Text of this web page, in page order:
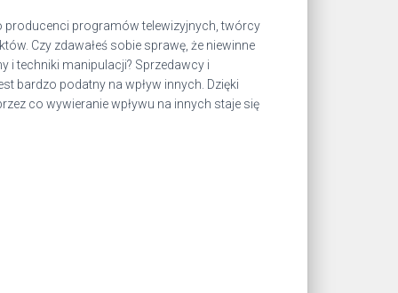
producenci programów telewizyjnych, twórcy
Czy zdawałeś sobie sprawę, że niewinne
i techniki manipulacji? Sprzedawcy i
bardzo podatny na wpływ innych. Dzięki
co wywieranie wpływu na innych staje się